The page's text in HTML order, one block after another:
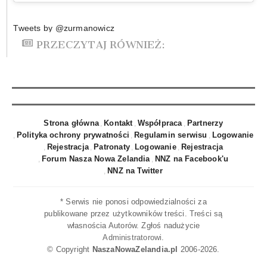
Tweets by @zurmanowicz
PRZECZYTAJ RÓWNIEŻ:
Strona główna Kontakt Współpraca Partnerzy
Polityka ochrony prywatności
Regulamin serwisu
Logowanie
Rejestracja Patronaty Logowanie Rejestracja
Forum Nasza Nowa Zelandia NNZ na Facebook'u
NNZ na Twitter
* Serwis nie ponosi odpowiedzialności za
publikowane przez użytkowników treści. Treści są
własnościa Autorów. Zgłoś nadużycie
Administratorowi
© Copyright NaszaNowaZelandia.pl 2006-2026.